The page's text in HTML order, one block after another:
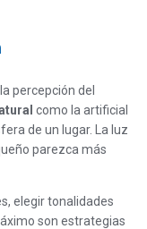
percepción del
como la artificial
de un lugar. La luz
parezca más
elegir tonalidades
son estrategias